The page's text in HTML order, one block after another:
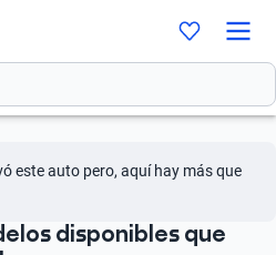
este auto pero, aquí hay más que
disponibles que